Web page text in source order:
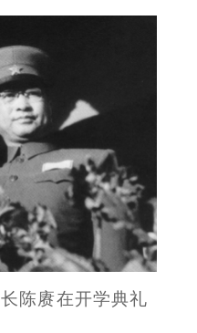
陈赓在开学典礼